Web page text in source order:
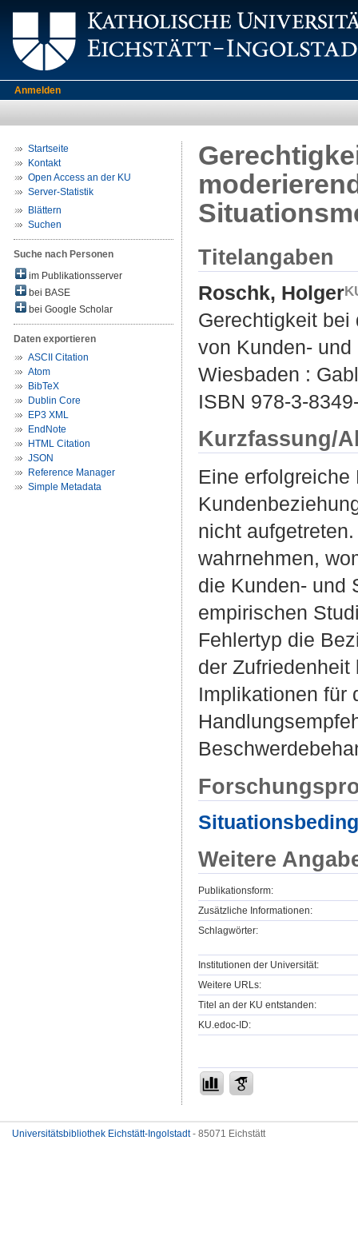
Anmelden
Startseite
Kontakt
Open Access an der KU
Server-Statistik
Blättern
Suchen
Suche nach Personen
im Publikationsserver
bei BASE
bei Google Scholar
Daten exportieren
ASCII Citation
Atom
BibTeX
Dublin Core
EP3 XML
EndNote
HTML Citation
JSON
Reference Manager
Simple Metadata
Titelangaben
Roschk, Holger
Gerechtigkeit bei
von Kunden-
Wiesbaden :
ISBN 978-3-
Kurzfassung/
Eine
nicht
wahrnehmen,
die Kunden- und
empirischen
Fehlertyp die
der
Implikationen für
Weitere
Publikationsform:
Zusätzliche Informationen:
Schlagwörter:
Institutionen der Universität:
Weitere URLs:
Titel an der KU entstanden:
KU.edoc-ID:
Universitätsbibliothek Eichstätt-Ingolstadt- 85071 Eichstätt